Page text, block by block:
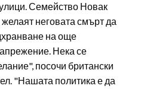
Семейство Новак
неговата смърт да
на още
Нека се
посочи британски
"Нашата политика е да